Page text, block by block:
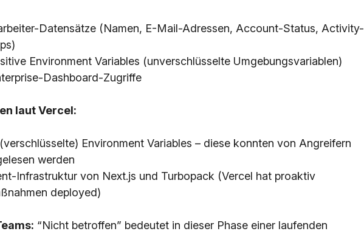
Datensätze (Namen, E-Mail-Adressen, Account-Status, Activity-
Environment Variables (unverschlüsselte Umgebungsvariablen)
Dashboard-Zugriffe
laut Vercel:
Environment Variables – diese konnten von Angreifern
werden
Infrastruktur von Next.js und Turbopack (Vercel hat proaktiv
deployed)
“Nicht betroffen” bedeutet in dieser Phase einer laufenden